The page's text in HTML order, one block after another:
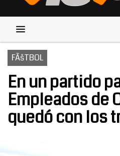
FÃšTBOL
En un partido
Empleados de
quedó con los